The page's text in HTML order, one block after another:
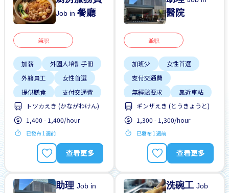
Job in餐廳
兼职
加薪
外國人培訓手冊
外籍員工
女性首選
提供膳食
支付交通費
晉陞
有機會被錄取全職工作
男性首選
トツカえき (かながわけん)
1,400 - 1,400/hour
已發布 1週前
查看更多
醫院
兼职
加班少
女性首選
支付交通費
無經驗要求
靠近車站
ギンザえき (とうきょうと)
1,300 - 1,300/hour
已發布 1週前
查看更多
助理Job in 洗碗工Job